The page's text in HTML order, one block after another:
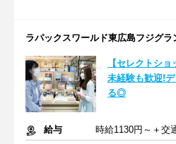
ラパックスワールド東広島フジグラ
【セレクトシ
未経験も歓迎!
る◎
給与
時給1130円～＋交